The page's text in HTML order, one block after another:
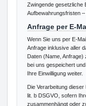
Zwingende gesetzliche
Aufbewahrungsfristen –
Anfrage per E-
Wenn Sie uns per E-
Anfrage inklusive aller
Daten (Name, Anfrage)
bei uns gespeichert
Ihre Einwilligung weiter.
Die Verarbeitung
lit. b DSGVO, sofern
zusammenhängt oder